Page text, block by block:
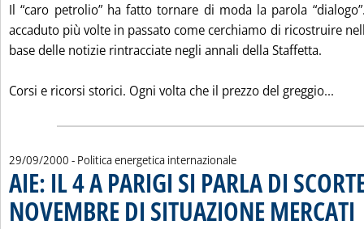
Il “caro petrolio” ha fatto tornare di moda la parola
accaduto più volte in passato come cerchiamo di ricostruire
base delle notizie rintracciate negli annali della Staffetta.
Corsi e ricorsi storici. Ogni volta che il prezzo del greggio...
29/09/2000 - Politica energetica internazionale
AIE: IL 4 A PARIGI SI PARLA DI
NOVEMBRE DI SITUAZIONE MERCATI